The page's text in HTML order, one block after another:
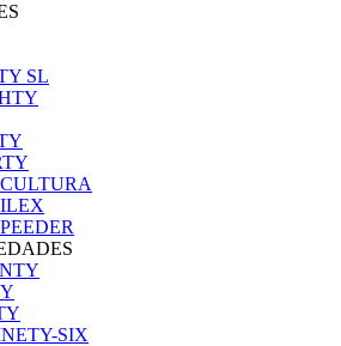
SL
SIX